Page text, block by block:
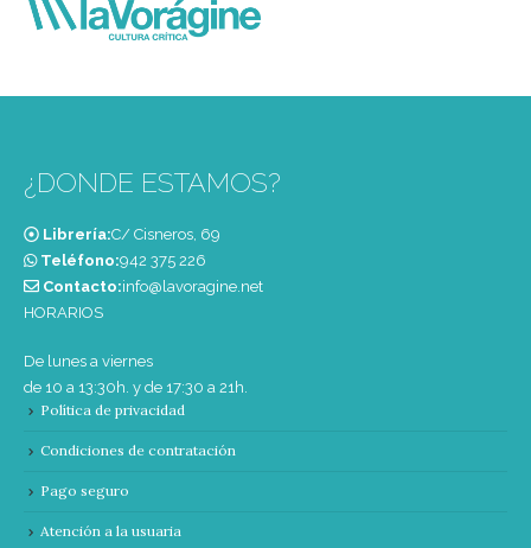
¿DONDE ESTAMOS?
Librería:C/ Cisneros, 69
Teléfono:‭942 375 226‬
Contacto:info@lavoragine.net
HORARIOS
De lunes a viernes
de 10 a 13:30h. y de 17:30 a 21h.
Política de privacidad
Condiciones de contratación
Pago seguro
Atención a la usuaria